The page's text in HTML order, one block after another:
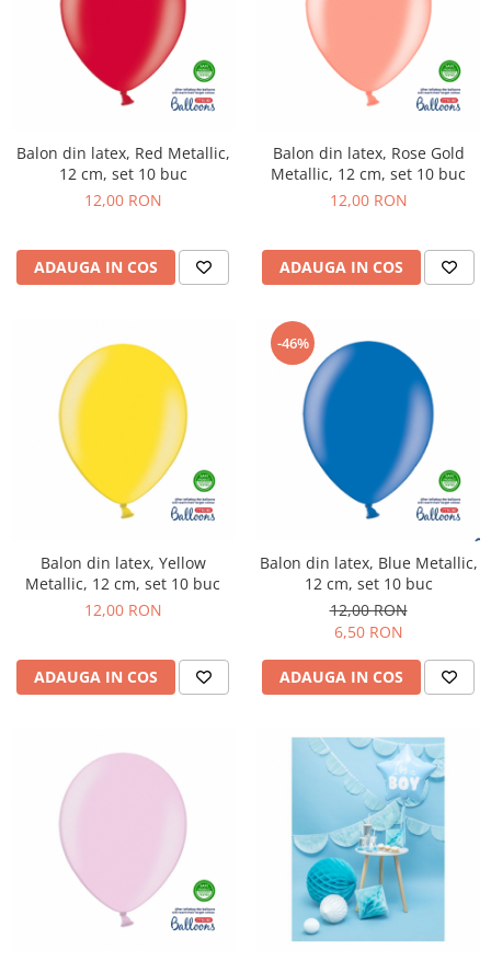
Balon din latex, Red Metallic,
12 cm, set 10 buc
12,00 RON
ADAUGA IN COS
Balon din latex, Rose Gold
Metallic, 12 cm, set 10 buc
12,00 RON
ADAUGA IN COS
Balon din latex, Yellow
Metallic, 12 cm, set 10 buc
12,00 RON
ADAUGA IN COS
-46%
Balon din latex, Blue Metallic,
12 cm, set 10 buc
12,00 RON
6,50 RON
ADAUGA IN COS